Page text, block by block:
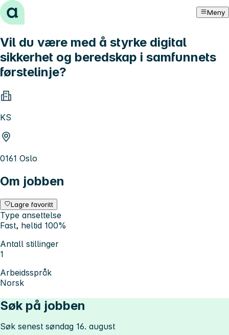
Hopp til innhold Meny
Vil du være med å styrke digital
sikkerhet og beredskap i samfunnets
førstelinje?
KS
0161 Oslo
Om jobben
Lagre favoritt
Type ansettelse
Fast, heltid 100%
Antall stillinger
1
Arbeidsspråk
Norsk
Søk på jobben
Søk senest søndag 16. august